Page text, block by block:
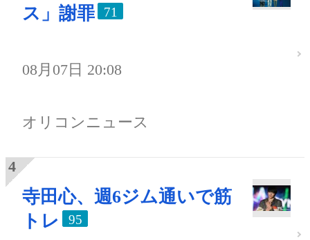
ス」謝罪
71
08月07日 20:08
オリコンニュース
寺田心、週6ジム通いで筋
トレ
95